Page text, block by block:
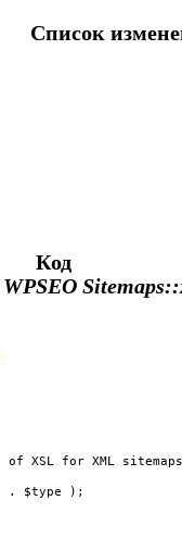
Список
Код
WPSEO